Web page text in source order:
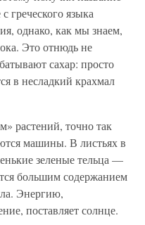
греческого языка
однако, как мы знаем,
Это отнюдь не
сахар: просто
в несладкий крахмал
растений, точно так
машины. В листьях в
зеленые тельца —
большим содержанием
Энергию,
поставляет солнце.